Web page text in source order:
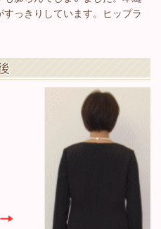
っきりしています。ヒップラ